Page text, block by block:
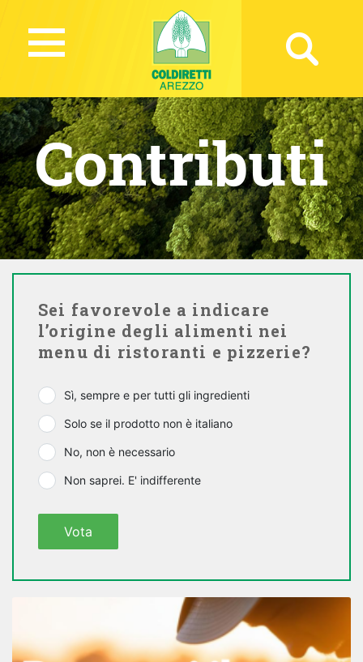
Contributi
Sei favorevole a indicare
l’origine degli alimenti nei
menu di ristoranti e pizzerie?
Sì, sempre e per tutti gli ingredienti
Solo se il prodotto non è italiano
No, non è necessario
Non saprei. E' indifferente
Vota